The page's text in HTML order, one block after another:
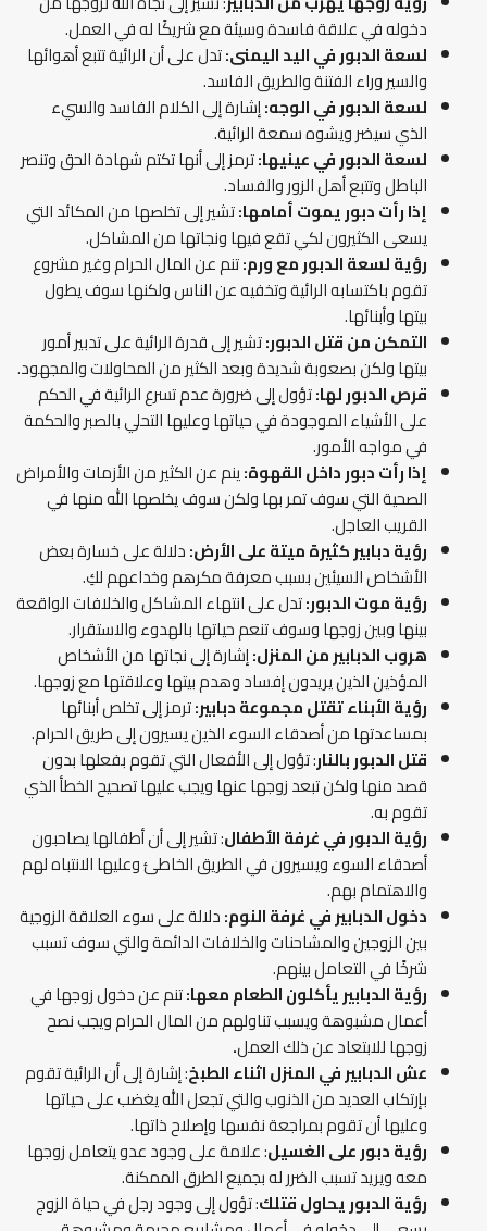
دخوله في علاقة فاسدة وسيئة مع شريكًا له في العمل.
لسعة الدبور في اليد اليمنى:تدل على أن الرائية تتبع أهوائها
والسير وراء الفتنة والطريق الفاسد.
لسعة الدبور في الوجه:إشارة إلى الكلام الفاسد والسيء
الذي سيضر ويشوه سمعة الرائية.
لسعة الدبور في عينيها:ترمز إلى أنها تكتم شهادة الحق وتنصر
الباطل وتتبع أهل الزور والفساد.
إذا رأت دبور يموت أمامها:تشير إلى تخلصها من المكائد التي
يسعى الكثيرون لكي تقع فيها ونجاتها من المشاكل.
رؤية لسعة الدبور مع ورم:تنم عن المال الحرام وغير مشروع
تقوم باكتسابه الرائية وتخفيه عن الناس ولكنها سوف يطول
بيتها وأبنائها.
التمكن من قتل الدبور:تشير إلى قدرة الرائية على تدبير أمور
بيتها ولكن بصعوبة شديدة وبعد الكثير من المحاولات والمجهود.
قرص الدبور لها:تؤول إلى ضرورة عدم تسرع الرائية في الحكم
على الأشياء الموجودة في حياتها وعليها التحلي بالصبر والحكمة
في مواجه الأمور.
إذا رأت دبور داخل القهوة:ينم عن الكثير من الأزمات والأمراض
الصحية التي سوف تمر بها ولكن سوف يخلصها الله منها في
القريب العاجل.
رؤية دبابير كثيرة ميتة على الأرض:دلالة على خسارة بعض
الأشخاص السيئين بسبب معرفة مكرهم وخداعهم لكِ.
رؤية موت الدبور:تدل على انتهاء المشاكل والخلافات الواقعة
بينها وبين زوجها وسوف تنعم حياتها بالهدوء والاستقرار.
هروب الدبابير من المنزل:إشارة إلى نجاتها من الأشخاص
المؤذين الذين يريدون إفساد وهدم بيتها وعلاقتها مع زوجها.
رؤية الأبناء تقتل مجموعة دبابير:ترمز إلى تخلص أبنائها
بمساعدتها من أصدقاء السوء الذين يسيرون إلى طريق الحرام.
قتل الدبور بالنار: تؤول إلى الأفعال التي تقوم بفعلها بدون
قصد منها ولكن تبعد زوجها عنها ويجب عليها تصحيح الخطأ الذي
تقوم به.
رؤية الدبور في غرفة الأطفال: تشير إلى أن أطفالها يصاحبون
أصدقاء السوء ويسيرون في الطريق الخاطئ وعليها الانتباه لهم
والاهتمام بهم.
دخولالدبابير في غرفة النوم:دلالة على سوء العلاقة الزوجية
بين الزوجين والمشاحنات والخلافات الدائمة والتي سوف تسبب
شرخًا في التعامل بينهم.
رؤية الدبابير يأكلون الطعام معها:تنم عن دخول زوجها في
أعمال مشبوهة ويسبب تناولهم من المال الحرام ويجب نصح
زوجها للابتعاد عن ذلك العمل.
عش الدبابير في المنزل اثناء الطبخ: إشارة إلى أن الرائية تقوم
بإرتكاب العديد من الذنوب والتي تجعل الله يغضب على حياتها
وعليها أن تقوم بمراجعة نفسها وإصلاح ذاتها.
رؤية دبور على الغسيل: علامة على وجود عدو يتعامل زوجها
معه ويريد تسبب الضرر له بجميع الطرق الممكنة.
رؤية الدبور يحاول قتلك: تؤول إلى وجود رجل في حياة الزوج